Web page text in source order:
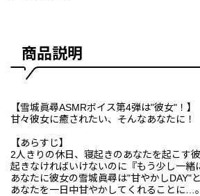
商品説明
【雪城眞尋ASMRボイス第4弾は"彼女"！】
甘々彼女に癒されたい、そんなあなたに！
【あらすじ】
2人きりの休日、寝起きのあなたを起こす彼
起きなければいけないのに『もう少し一緒
あなたに彼女の雪城眞尋は"甘やかしDAY"
あなたを一日中甘やかしてくれることに…。